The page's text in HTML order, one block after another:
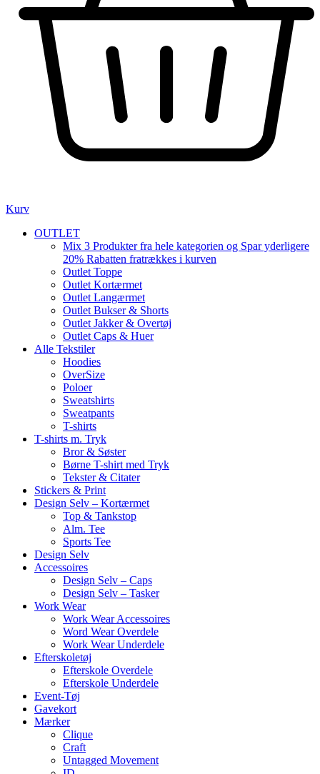
Kurv
OUTLET
Mix 3 Produkter fra hele kategorien og Spar yderligere
20% Rabatten fratrækkes i kurven
Outlet Toppe
Outlet Kortærmet
Outlet Langærmet
Outlet Bukser & Shorts
Outlet Jakker & Overtøj
Outlet Caps & Huer
Alle Tekstiler
Hoodies
OverSize
Poloer
Sweatshirts
Sweatpants
T-shirts
T-shirts m. Tryk
Bror & Søster
Børne T-shirt med Tryk
Tekster & Citater
Stickers & Print
Design Selv – Kortærmet
Top & Tankstop
Alm. Tee
Sports Tee
Design Selv
Accessoires
Design Selv – Caps
Design Selv – Tasker
Work Wear
Work Wear Accessoires
Word Wear Overdele
Work Wear Underdele
Efterskoletøj
Efterskole Overdele
Efterskole Underdele
Event-Tøj
Gavekort
Mærker
Clique
Craft
Untagged Movement